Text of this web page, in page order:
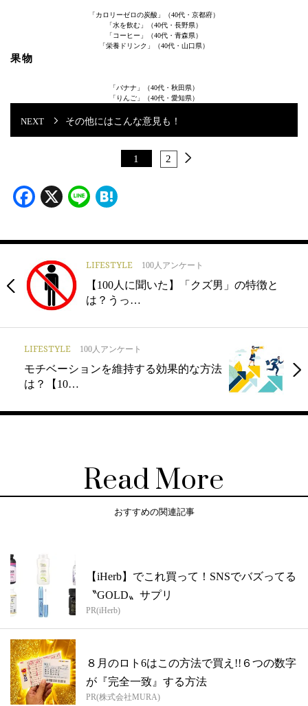
「カロリーゼロの炭酸」（40代・京都府）
「水を飲む」（40代・長野県）
「コーヒー」（40代・青森県）
「栄養ドリンク」（40代・山口県）
果物
「バナナ」（40代・秋田県）
「りんご」（40代・愛知県）
その他にはこんな意見も！
1 2
Facebook
X Line
LIFESTYLE 100人アンケート
【100人に聞いた】「クズ男」の特徴と
は？うっ…
LIFESTYLE 100人アンケート
モチベーションを維持する効果的な方法
は？【10…
Read More
おすすめの関連記事
【iHerb】でこれ買って！SNSでバズってる
〝GOLD〟サプリ
PR(iHerb)
８月のロト6はこの方法で買え!!６つの数字
が『完全一致』する方法
PR(株式会社MURA)